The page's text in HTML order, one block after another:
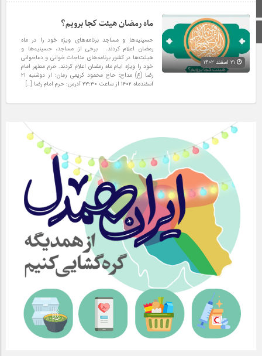
اینستاگرام
ماه رمضان هیئت کجا برویم؟
حسینیه‌ها و مساجد برنامه‌های ویژه خود را در ماه
رمضان اعلام کردند. برخی از مساجد، حسینیه‌ها و
هیئت‌ها در کشور برنامه‌های مناجات خوانی و دعاخوانی
خود را ویژه ایام ماه رمضان اعلام کردند. حرم مطهر امام
رضا (ع) مداح: حاج محمود کریمی زمان: از دوشنبه ۲۱
اسفندماه ۱۴۰۲ از ساعت ۲۳:۳۰ آدرس: حرم امام رضا […]